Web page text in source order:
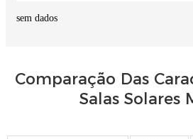
sem dados
Comparação Das
Salas Solares